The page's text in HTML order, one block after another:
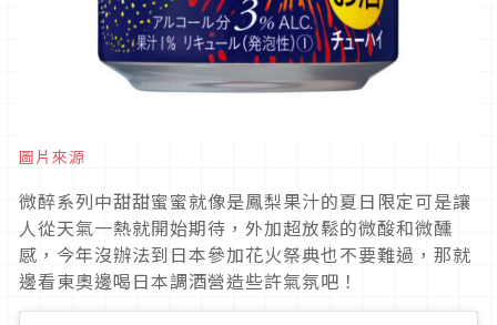
圖片來源
微醉系列中甜甜蜜蜜就像是鳳梨果汁的夏日限定可是讓
人從天氣一熱就開始期待，外加超放鬆的微酸和微醺
感，今年沒辦法到日本參加花火祭典也不要難過，那就
邊看東奧邊喝日本調酒營造些許氣氛吧！